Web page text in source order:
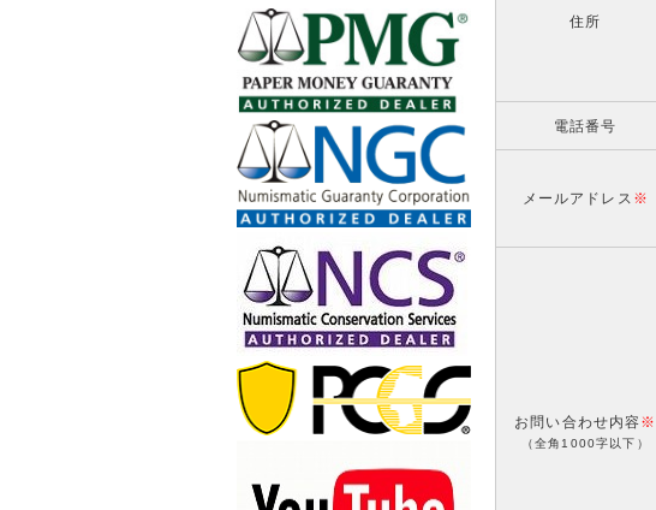
住所
電話番号
メールアドレス ※
お問い合わせ内容※
（全角1000字以下）